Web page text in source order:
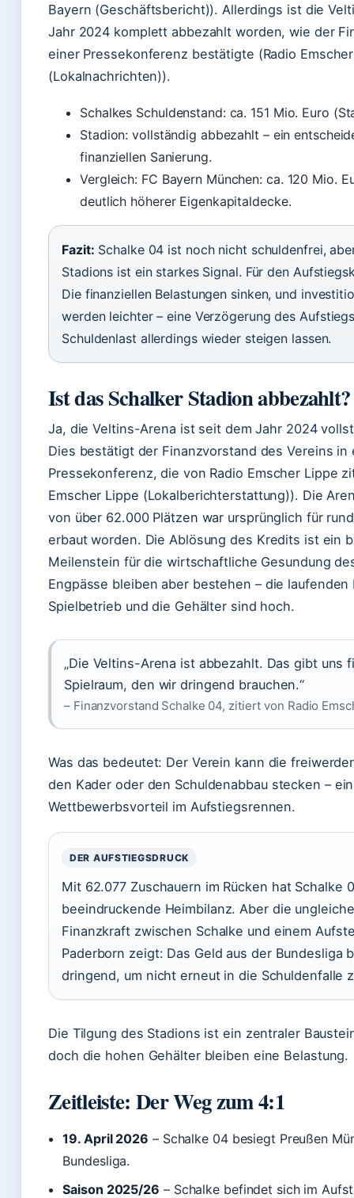
Bayern (Geschäftsbericht)). Allerdings ist die
Jahr 2024 komplett abbezahlt worden, wie der
einer Pressekonferenz bestätigte (Radio
(Lokalnachrichten)).
Schalkes Schuldenstand: ca. 151 Mio. Euro
Stadion: vollständig abbezahlt – ein
finanziellen Sanierung.
Vergleich: FC Bayern München: ca. 120 Mio.
deutlich höherer Eigenkapitaldecke.
Fazit: Schalke 04 ist noch nicht schuldenfrei,
Stadions ist ein starkes Signal. Für den
Die finanziellen Belastungen sinken, und
werden leichter – eine Verzögerung des
Schuldenlast allerdings wieder steigen lassen.
Ist das Schalker Stadion abbezahlt?
Ja, die Veltins-Arena ist seit dem Jahr 2024
Dies bestätigt der Finanzvorstand des Vereins in
Pressekonferenz, die von Radio Emscher Lippe
Emscher Lippe (Lokalberichterstattung)). Die
von über 62.000 Plätzen war ursprünglich für
erbaut worden. Die Ablösung des Kredits ist ein
Meilenstein für die wirtschaftliche Gesundung
Engpässe bleiben aber bestehen – die
Spielbetrieb und die Gehälter sind hoch.
„Die Veltins-Arena ist abbezahlt. Das gibt uns
Spielraum, den wir dringend brauchen.“
– Finanzvorstand Schalke 04, zitiert von Radio
Was das bedeutet: Der Verein kann die
den Kader oder den Schuldenabbau stecken –
Wettbewerbsvorteil im Aufstiegsrennen.
DER AUFSTIEGSDRUCK
Mit 62.077 Zuschauern im Rücken hat Schalke
beeindruckende Heimbilanz. Aber die
Finanzkraft zwischen Schalke und einem
Paderborn zeigt: Das Geld aus der Bundesliga
dringend, um nicht erneut in die Schuldenfalle
Die Tilgung des Stadions ist ein zentraler
doch die hohen Gehälter bleiben eine Belastung.
Zeitleiste: Der Weg zum 4:1
19. April 2026 – Schalke 04 besiegt Preußen
Bundesliga.
Saison 2025/26 – Schalke befindet sich im